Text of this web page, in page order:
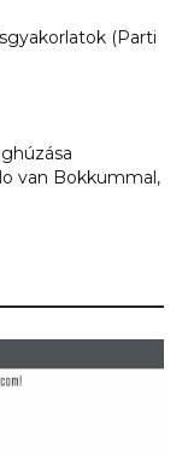
(Parti
van Bokkummal,